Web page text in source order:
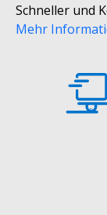
Schneller und
Mehr